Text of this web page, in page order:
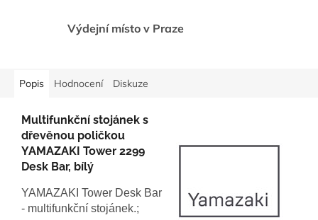
Výdejní místo v Praze
Popis Hodnocení Diskuze
Multifunkční stojánek s
dřevěnou poličkou
YAMAZAKI Tower 2299
Desk Bar, bílý
YAMAZAKI Tower Desk Bar
- multifunkční stojánek.;